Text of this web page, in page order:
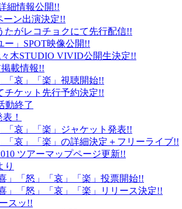
細情報公開!!
ーン出演決定!!
たがレコチョクにて先行配信!!
」SPOT映像公開!!
々木STUDIO VIVID公開生決定!!
載情報!!
「哀」「楽」視聴開始!!
チケット先行予約決定!!
動終了
！
「哀」「楽」ジャケット発表!!
哀」「楽」の詳細決定＋フリーライブ!!
ツアーマップページ更新!!
り
」「怒」「哀」「楽」投票開始!!
」「怒」「哀」「楽」リリース決定!!
スッ!!